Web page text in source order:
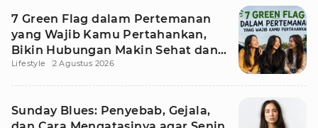
7 Green Flag dalam Pertemanan
yang Wajib Kamu Pertahankan,
Bikin Hubungan Makin Sehat dan
Awet
Lifestyle 2 Agustus 2026
Sunday Blues: Penyebab, Gejala,